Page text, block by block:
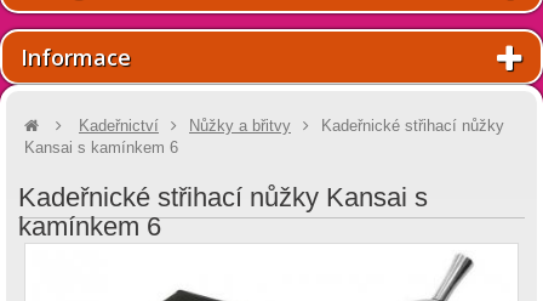
Informace
Kadeřnictví Nůžky a břitvy
Kadeřnické střihací nůžky
Kansai s kamínkem 6
Kadeřnické střihací nůžky Kansai s
kamínkem 6